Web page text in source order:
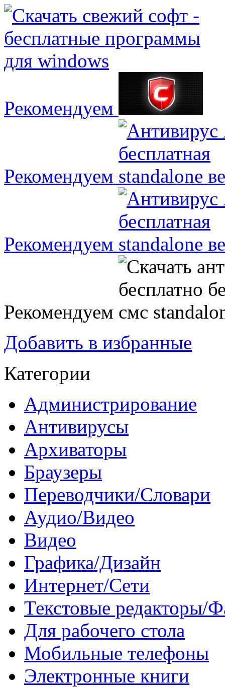
Рекомендуем
Рекомендуем
Рекомендуем
Рекомендуем
Добавить в избранные
Категории
Администрирование
Антивирусы
Архиваторы
Браузеры
Переводчики/Словари
Аудио/Видео
Видео
Графика/Дизайн
Интернет/Сети
Текстовые редакторы/
Для рабочего стола
Мобильные телефоны
Электронные книги